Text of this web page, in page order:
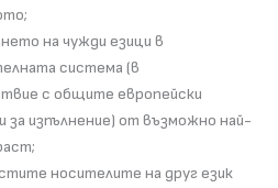
на чужди езици в
система (в
с общите европейски
за изпълнение) от възможно най-
носителите на друг език